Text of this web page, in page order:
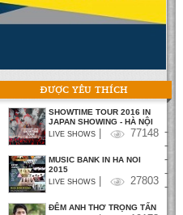
ĐƯỢC YÊU THÍCH
SHOWTIME TOUR 2016 IN
JAPAN SHOWING - HÀ NỘI
LIVE SHOWS 77148
MUSIC BANK IN HA NOI
2015
LIVE SHOWS 27803
ĐÊM ANH THƠ TRỌNG TẤN
-
-
-
-
-